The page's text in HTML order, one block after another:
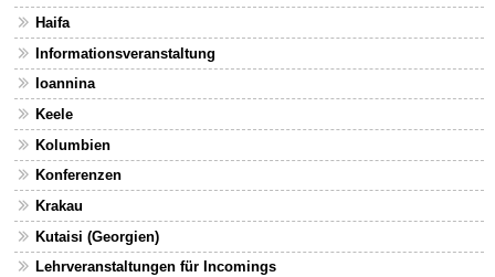
Haifa
Informationsveranstaltung
Ioannina
Keele
Kolumbien
Konferenzen
Krakau
Kutaisi (Georgien)
Lehrveranstaltungen für Incomings